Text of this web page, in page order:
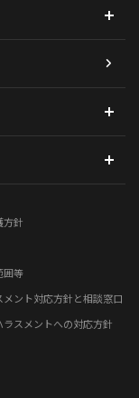
方針
囲等
メント対応方針と相談窓口
ラスメントへの対応方針